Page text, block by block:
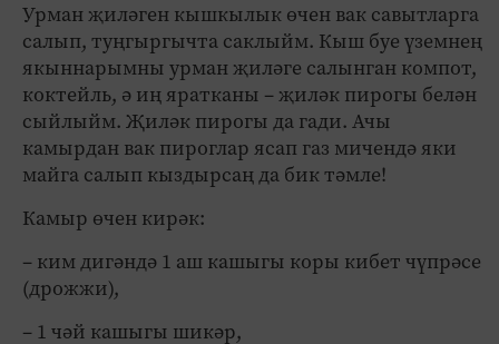
Урман җиләген кышкылык өчен вак савытларга
салып, туңгыргычта саклыйм. Кыш буе үземнең
якыннарымны урман җиләге салынган компот,
коктейль, ә иң яратканы – җиләк пирогы белән
сыйлыйм. Җиләк пирогы да гади. Ачы
камырдан вак пироглар ясап газ мичендә яки
майга салып кыздырсаң да бик тәмле!
Камыр өчен кирәк:
– ким дигәндә 1 аш кашыгы коры кибет чүпрәсе
(дрожжи),
– 1 чәй кашыгы шикәр,